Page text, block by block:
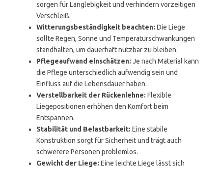
sorgen für Langlebigkeit und verhindern vorzeitigen
Verschleiß.
Witterungsbeständigkeit beachten: Die Liege
sollte Regen, Sonne und Temperaturschwankungen
standhalten, um dauerhaft nutzbar zu bleiben.
Pflegeaufwand einschätzen: Je nach Material kann
die Pflege unterschiedlich aufwendig sein und
Einfluss auf die Lebensdauer haben.
Verstellbarkeit der Rückenlehne: Flexible
Liegepositionen erhöhen den Komfort beim
Entspannen.
Stabilität und Belastbarkeit: Eine stabile
Konstruktion sorgt für Sicherheit und trägt auch
schwerere Personen problemlos.
Gewicht der Liege: Eine leichte Liege lässt sich